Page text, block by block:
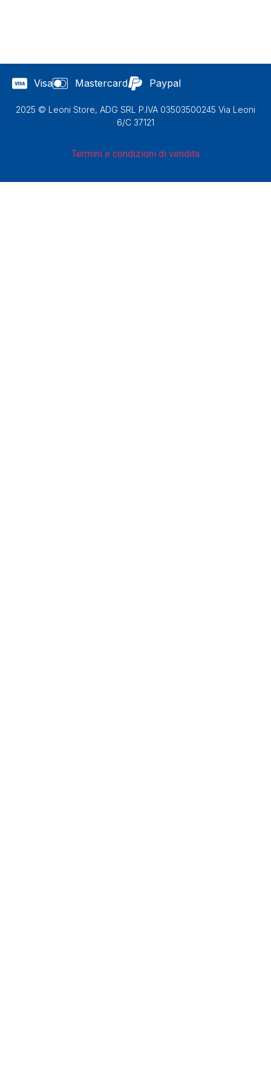
Visa Mastercard Paypal
2025 © Leoni Store, ADG SRL P.IVA 03503500245 Via Leoni
6/C 37121
Termini e condizioni di vendita